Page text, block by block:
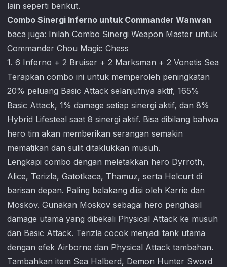
lain seperti berikut.
Combo Sinergi Inferno untuk Commander Wanwan
baca juga: Inilah Combo Sinergi Weapon Master untuk
Commander Chou Magic Chess
1. 6 Inferno + 2 Bruiser + 2 Marksman + 2 Vonetis Sea
Terapkan combo ini untuk memperoleh peningkatan
20% peluang Basic Attack selanjutnya aktif, 165%
Basic Attack, 1% damage setiap sinergi aktif, dan 8%
Hybrid Lifesteal saat 8 sinergi aktif. Bisa dibilang bahwa
hero tim akan memberikan serangan semakin
mematikan dan sulit ditaklukkan musuh.
Lengkapi combo dengan meletakkan hero Dyrroth,
Alice, Terizla, Gatotkaca, Thamuz, serta Helcurt di
barisan depan. Paling belakang diisi oleh Karrie dan
Moskov. Gunakan Moskov sebagai hero penghasil
damage utama yang dibekali Physical Attack ke musuh
dan Basic Attack. Terizla cocok menjadi tank utama
dengan efek Airborne dan Physical Attack tambahan.
Tambahkan item Sea Halberd, Demon Hunter Sword